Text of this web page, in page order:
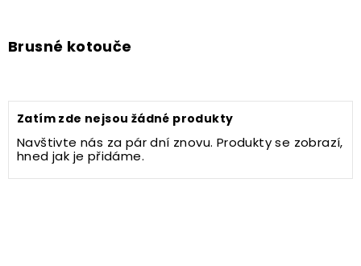
Brusné kotouče
Zatím zde nejsou žádné produkty
Navštivte nás za pár dní znovu. Produkty se zobrazí,
hned jak je přidáme.